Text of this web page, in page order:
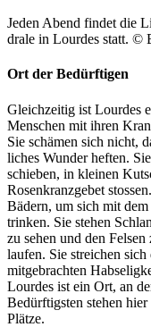
Jeden Abend find­et die
drale in Lour­des statt. ©
Ort der Bedürftigen
Gle­ichzeit­ig ist Lour­des
Men­schen mit ihren
Sie schä­men sich nicht,
lich­es Wun­der heften.
schieben, in kleinen
Rosenkranzge­bet
Bädern, um sich mit
trinken. Sie ste­hen
zu sehen und den
laufen. Sie stre­ichen sich
mit­ge­bracht­en
Lour­des ist ein Ort, an
Bedürftig­sten ste­hen
Plätze.